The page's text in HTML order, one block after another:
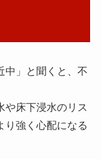
中」と聞くと、不
や床下浸水のリス
り強く心配になる